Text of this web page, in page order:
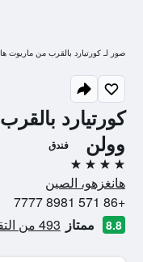
كورتيارد
وولن
فندق
4 نجوم
هانغزهو، الصين
+86 571 8981 7777
8.8 ممتاز 493 من التقييمات تم التحقق منها
صور لـ كورتيارد بالقرب من ماريوت